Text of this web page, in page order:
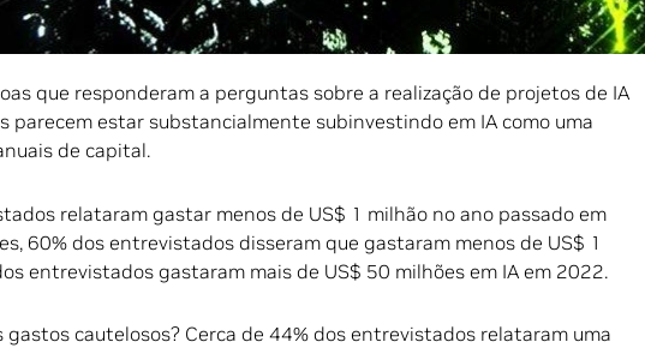
do investimento.
que responderam a perguntas sobre a realização de projetos de IA
parecem estar substancialmente subinvestindo em IA como uma
de capital.
relataram gastar menos de US$ 1 milhão no ano passado em
60% dos entrevistados disseram que gastaram menos de US$ 1
entrevistados gastaram mais de US$ 50 milhões em IA em 2022.
gastos cautelosos? Cerca de 44% dos entrevistados relataram uma